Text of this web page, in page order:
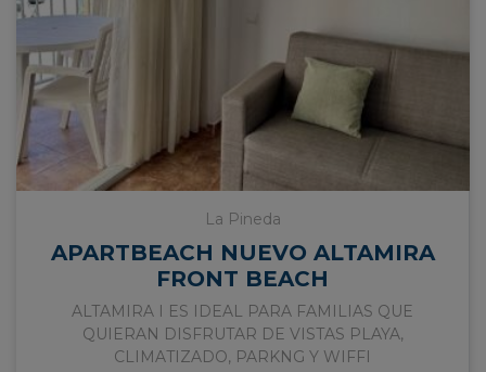
La Pineda
APARTBEACH NUEVO ALTAMIRA
FRONT BEACH
ALTAMIRA I ES IDEAL PARA FAMILIAS QUE
QUIERAN DISFRUTAR DE VISTAS PLAYA,
CLIMATIZADO, PARKNG Y WIFFI